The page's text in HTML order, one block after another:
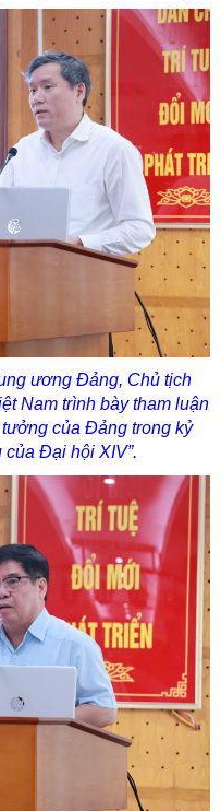
ương Đảng, Chủ tịch
Nam trình bày tham luận
của Đảng trong kỷ
Đại hội XIV”.